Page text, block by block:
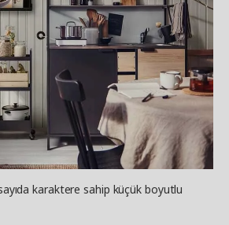
karaktere sahip küçük boyutlu